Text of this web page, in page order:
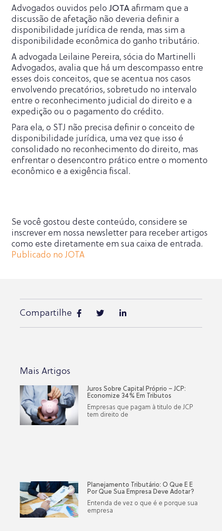
Advogados ouvidos pelo JOTAafirmam que a
discussão de afetação não deveria definir a
disponibilidade jurídica de renda, mas sim a
disponibilidade econômica do ganho tributário.
A advogada Leilaine Pereira, sócia do Martinelli
Advogados, avalia que há um descompasso entre
esses dois conceitos, que se acentua nos casos
envolvendo precatórios, sobretudo no intervalo
entre o reconhecimento judicial do direito e a
expedição ou o pagamento do crédito.
Para ela, o STJ não precisa definir o conceito de
disponibilidade jurídica, uma vez que isso é
consolidado no reconhecimento do direito, mas
enfrentar o desencontro prático entre o momento
econômico e a exigência fiscal.
Se você gostou deste conteúdo, considere se
inscrever em nossa newsletter para receber artigos
como este diretamente em sua caixa de entrada.
Publicado no JOTA
Compartilhe
Mais Artigos
Juros Sobre Capital Próprio – JCP:
Economize 34% Em Tributos
Empresas que pagam à titulo de JCP
tem direito de
Planejamento Tributário: O Que É E
Por Que Sua Empresa Deve Adotar?
Entenda de vez o que é e porque sua
empresa